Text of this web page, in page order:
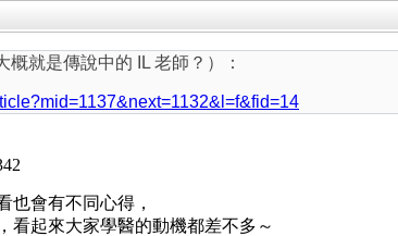
就是傳說中的 IL 老師？）：
也會有不同心得，
看起來大家學醫的動機都差不多～